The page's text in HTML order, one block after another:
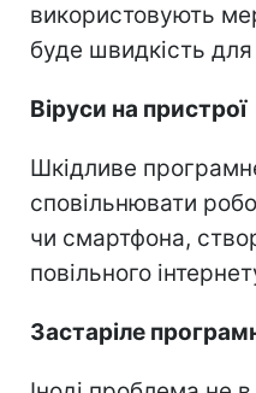
використовують
буде швидкість
Віруси на пристрої
Шкідливе
сповільнювати
чи смартфона,
повільного
Застаріле